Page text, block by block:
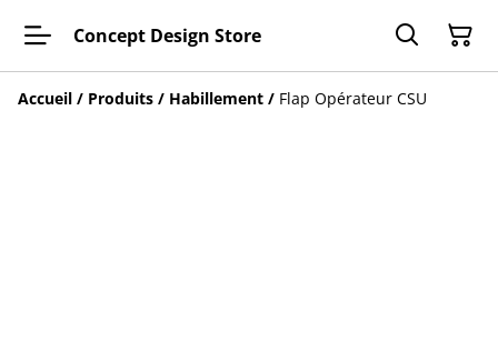
Concept Design Store
Accueil / Produits / Habillement / Flap Opérateur CSU